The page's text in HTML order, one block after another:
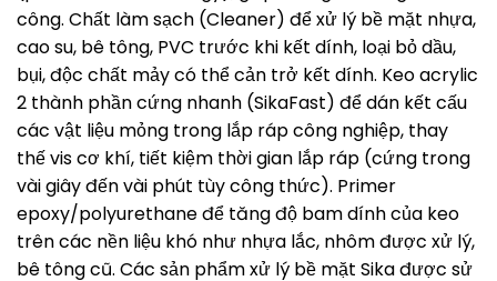
công. Chất làm sạch (Cleaner) để xử lý bề mặt nhựa,
cao su, bê tông, PVC trước khi kết dính, loại bỏ dầu,
bụi, độc chất mảy có thể cản trở kết dính. Keo acrylic
2 thành phần cứng nhanh (SikaFast) để dán kết cấu
các vật liệu mỏng trong lắp ráp công nghiệp, thay
thế vis cơ khí, tiết kiệm thời gian lắp ráp (cứng trong
vài giây đến vài phút tùy công thức). Primer
epoxy/polyurethane để tăng độ bam dính của keo
trên các nền liệu khó như nhựa lắc, nhôm được xử lý,
bê tông cũ. Các sản phẩm xử lý bề mặt Sika được sử